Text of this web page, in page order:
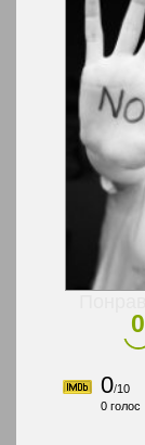
0
0/10
0 голос